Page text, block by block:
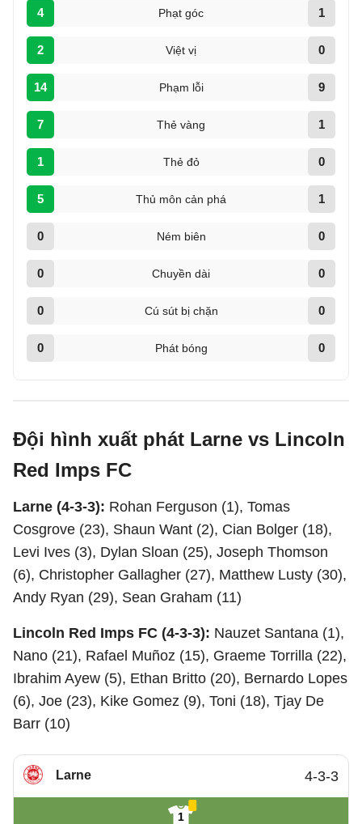
4 Phạt góc 1
2 Việt vị 0
14 Phạm lỗi 9
7 Thẻ vàng 1
1 Thẻ đỏ 0
5 Thủ môn cản phá 1
0 Ném biên 0
0 Chuyền dài 0
0 Cú sút bị chặn 0
0 Phát bóng 0
Đội hình xuất phát Larne vs Lincoln
Red Imps FC
Larne (4-3-3): Rohan Ferguson (1), Tomas
Cosgrove (23), Shaun Want (2), Cian Bolger (18),
Levi Ives (3), Dylan Sloan (25), Joseph Thomson
(6), Christopher Gallagher (27), Matthew Lusty (30),
Andy Ryan (29), Sean Graham (11)
Lincoln Red Imps FC (4-3-3): Nauzet Santana (1),
Nano (21), Rafael Muñoz (15), Graeme Torrilla (22),
Ibrahim Ayew (5), Ethan Britto (20), Bernardo Lopes
(6), Joe (23), Kike Gomez (9), Toni (18), Tjay De
Barr (10)
Larne 4-3-3
1